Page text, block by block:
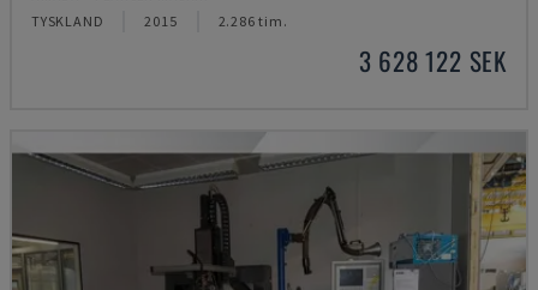
TYSKLAND 2015 2.286 tim.
3 628 122 SEK